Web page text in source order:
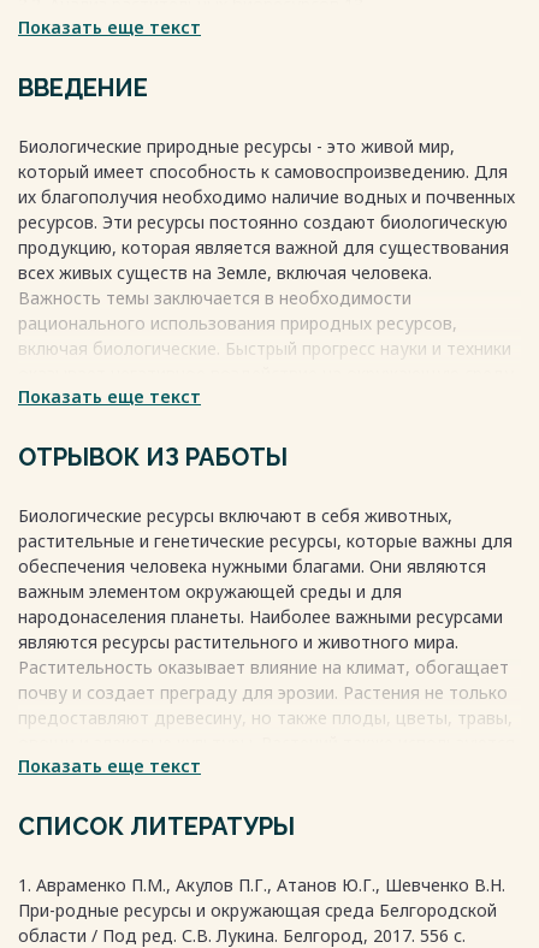
Заключение 20
Весь текст будет доступен
Показать еще текст
ВВЕДЕНИЕ
Биологические природные ресурсы - это живой мир,
который имеет способность к самовоспроизведению. Для
их благополучия необходимо наличие водных и почвенных
ресурсов. Эти ресурсы постоянно создают биологическую
продукцию, которая является важной для существования
всех живых существ на Земле, включая человека.
Важность темы заключается в необходимости
рационального использования природных ресурсов,
включая биологические. Быстрый прогресс науки и техники
но рациональное изучение природных ресурсов может
человеческой деятельности и повысить продуктивность
Показать еще текст
ОТРЫВОК ИЗ РАБОТЫ
Биологические ресурсы включают в себя животных,
растительные и генетические ресурсы, которые важны для
обеспечения человека нужными благами. Они являются
важным элементом окружающей среды и для
народонаселения планеты. Наиболее важными ресурсами
являются ресурсы растительного и животного мира.
Растительность оказывает влияние на климат, обогащает
почву и создает преграду для эрозии. Растения не только
предоставляют древесину, но также плоды, цветы, травы,
в качестве продуктов для пищи и для изготовления
еще больше, чем средства из искусственно выращенных
скота.
Весь текст будет доступенпосле покупки
Показать еще текст
СПИСОК ЛИТЕРАТУРЫ
1. Авраменко П.М., Акулов П.Г., Атанов Ю.Г., Шевченко В.Н.
При-родные ресурсы и окружающая среда Белгородской
области / Под ред. С.В. Лукина. Белгород, 2017. 556 с.